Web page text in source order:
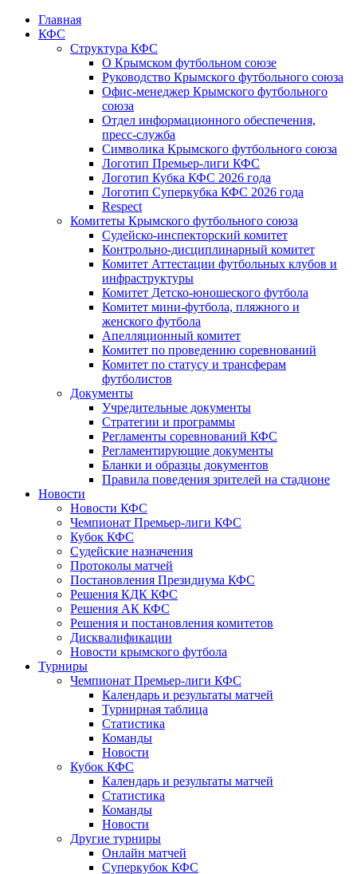
Главная
КФС
Структура КФС
О Крымском футбольном союзе
Руководство Крымского футбольного союза
Офис-менеджер Крымского футбольного
союза
Отдел информационного обеспечения,
пресс-служба
Символика Крымского футбольного союза
Логотип Премьер-лиги КФС
Логотип Кубка КФС 2026 года
Логотип Суперкубка КФС 2026 года
Respect
Комитеты Крымского футбольного союза
Судейско-инспекторский комитет
Контрольно-дисциплинарный комитет
Комитет Аттестации футбольных клубов и
инфраструктуры
Комитет Детско-юношеского футбола
Комитет мини-футбола, пляжного и
женского футбола
Апелляционный комитет
Комитет по проведению соревнований
Комитет по статусу и трансферам
футболистов
Документы
Учредительные документы
Стратегии и программы
Регламенты соревнований КФС
Регламентирующие документы
Бланки и образцы документов
Правила поведения зрителей на стадионе
Новости
Новости КФС
Чемпионат Премьер-лиги КФС
Кубок КФС
Судейские назначения
Протоколы матчей
Постановления Президиума КФС
Решения КДК КФС
Решения АК КФС
Решения и постановления комитетов
Дисквалификации
Новости крымского футбола
Турниры
Чемпионат Премьер-лиги КФС
Календарь и результаты матчей
Турнирная таблица
Статистика
Команды
Новости
Кубок КФС
Календарь и результаты матчей
Статистика
Команды
Новости
Другие турниры
Онлайн матчей
Суперкубок КФС